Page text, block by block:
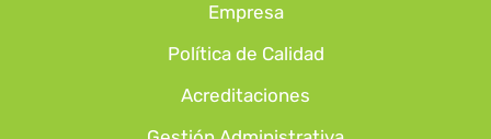
Empresa
Política de Calidad
Acreditaciones